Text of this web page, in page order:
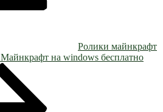
Ролики майнкрафт
Майнкрафт на windows бесплатно